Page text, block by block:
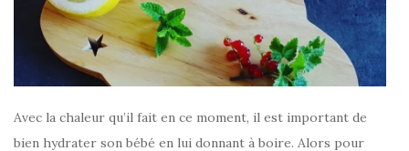
Avec la chaleur qu’il fait en ce moment, il est important de
bien hydrater son bébé en lui donnant à boire. Alors pour